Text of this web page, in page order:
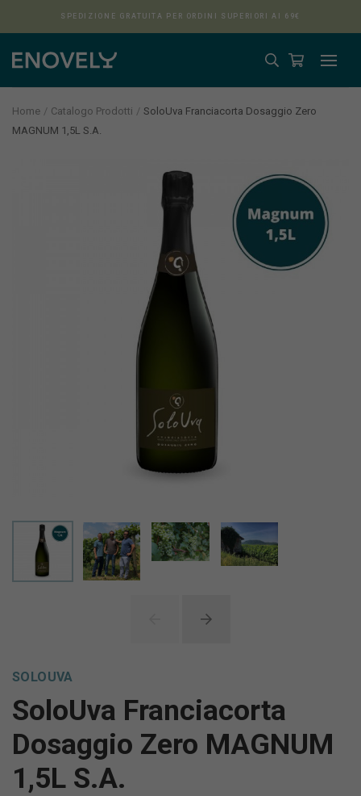
Aura
SPEDIZIONE GRATUITA PER ORDINI SUPERIORI AI 69€
Home Catalogo Prodotti
SoloUva Franciacorta Dosaggio Zero
MAGNUM 1,5L S.A.
SOLOUVA
SoloUva Franciacorta
Dosaggio Zero MAGNUM
1,5L S.A.